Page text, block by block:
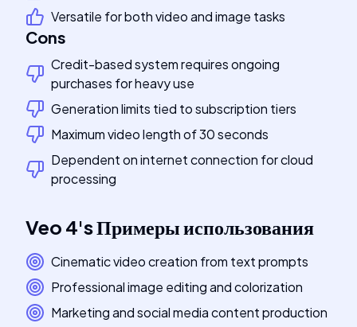
Versatile for both video and image tasks
Cons
Credit-based system requires ongoing
purchases for heavy use
Generation limits tied to subscription tiers
Maximum video length of 30 seconds
Dependent on internet connection for cloud
processing
Veo 4'sПримеры использования
Cinematic video creation from text prompts
Professional image editing and colorization
Marketing and social media content production